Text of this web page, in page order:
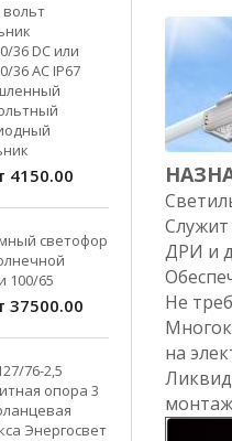
ДРИ и
Не
на
вольт
36 DC или
36 AC IP67
4150.00
светофор
100/65
37500.00
76-2,5
опора 3
Энергосвет